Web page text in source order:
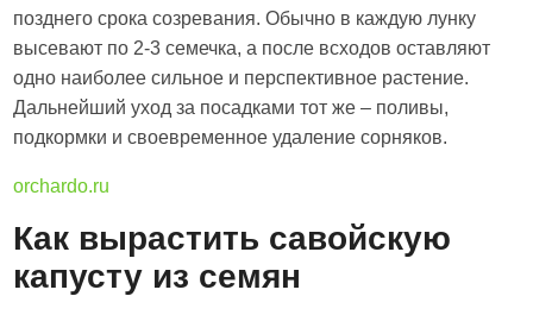
позднего срока созревания. Обычно в каждую лунку
высевают по 2-3 семечка, а после всходов оставляют
одно наиболее сильное и перспективное растение.
Дальнейший уход за посадками тот же – поливы,
подкормки и своевременное удаление сорняков.
orchardo.ru
Как вырастить савойскую
капусту из семян